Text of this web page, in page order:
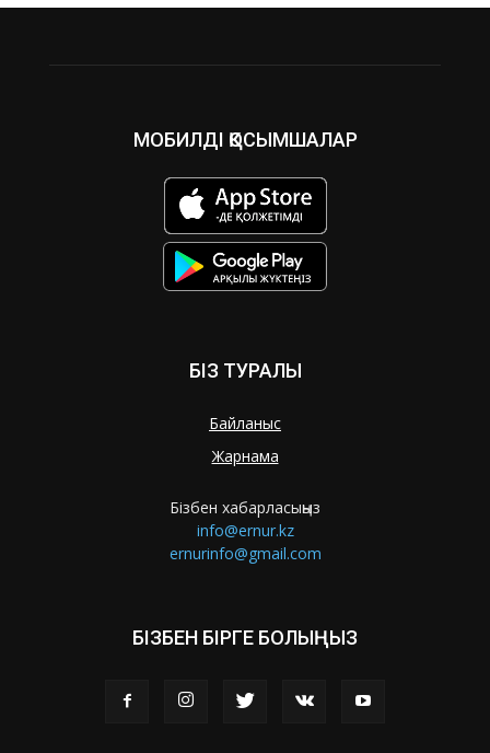
МОБИЛДІ ҚОСЫМШАЛАР
БІЗ ТУРАЛЫ
Байланыс
Жарнама
Бізбен хабарласыңыз
info@ernur.kz
ernurinfo@gmail.com
БІЗБЕН БІРГЕ БОЛЫҢЫЗ